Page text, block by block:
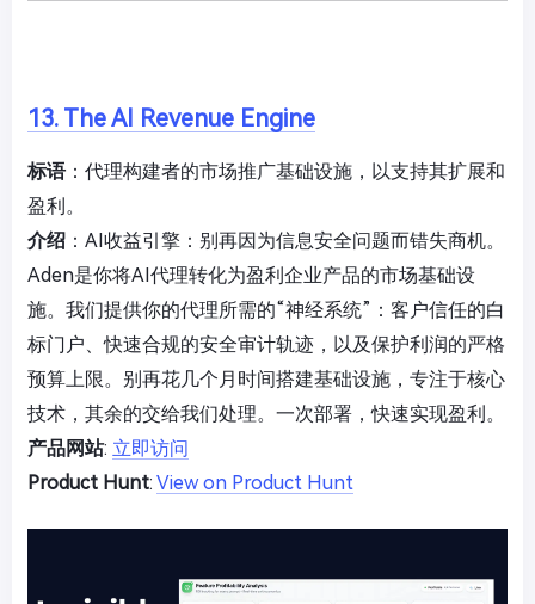
13. The AI Revenue Engine
标语：代理构建者的市场推广基础设施，以支持其扩展和
盈利。
介绍 ：AI收益引擎：别再因为信息安全问题而错失商机。
Aden是你将AI代理转化为盈利企业产品的市场基础设
施。我们提供你的代理所需的“神经系统”：客户信任的白
标门户、快速合规的安全审计轨迹，以及保护利润的严格
预算上限。别再花几个月时间搭建基础设施，专注于核心
技术，其余的交给我们处理。一次部署，快速实现盈利。
产品网站: 立即访问
Product Hunt: View on Product Hunt